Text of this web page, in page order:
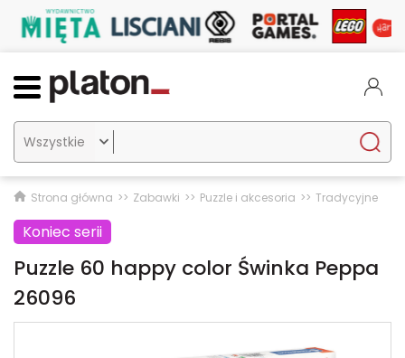

Strona główna Zabawki Puzzle i akcesoria Tradycyjne
Koniec serii
Puzzle 60 happy color Świnka Peppa
26096